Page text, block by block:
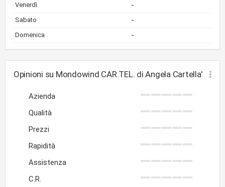
Venerdì -
Sabato -
Domenica -
Opinioni su Mondowind CAR.TEL. di Angela Cartella'
Azienda
Qualità
Prezzi
Rapidità
Assistenza
C.R.